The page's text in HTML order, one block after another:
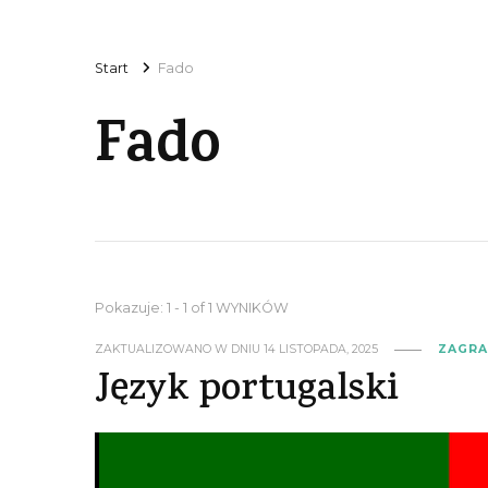
Start Fado
Fado
Pokazuje: 1 - 1 of 1 WYNIKÓW
ZAKTUALIZOWANO W DNIU14 LISTOPADA, 2025
Język portugalski